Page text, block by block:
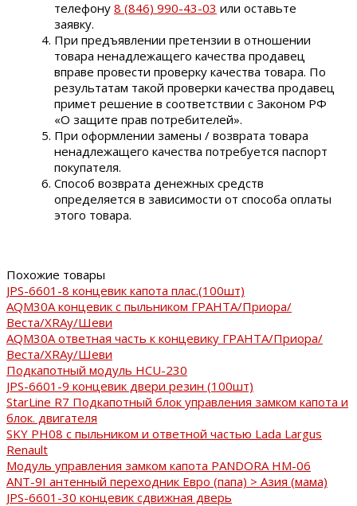
телефону 8 (846) 990-43-03 или оставьте
заявку.
При предъявлении претензии в отношении
товара ненадлежащего качества продавец
вправе провести проверку качества товара. По
результатам такой проверки качества продавец
примет решение в соответствии с Законом РФ
«О защите прав потребителей».
При оформлении замены / возврата товара
ненадлежащего качества потребуется паспорт
покупателя.
Способ возврата денежных средств
определяется в зависимости от способа оплаты
этого товара.
Похожие товары
JPS-6601-8 концевик капота плас.(100шт)
AQM30A концевик с пыльником ГРАНТА/Приора/
Веста/XRAy/Шеви
AQM30A ответная часть к концевику ГРАНТА/Приора/
Веста/XRAy/Шеви
Подкапотный модуль HCU-230
JPS-6601-9 концевик двери резин (100шт)
StarLine R7 Подкапотный блок управления замком капота и
блок. двигателя
SKY PH08 с пыльником и ответной частью Lada Largus
Renault
Модуль управления замком капота PANDORA HM-06
ANT-9I антенный переходник Евро (папа) > Азия (мама)
JPS-6601-30 концевик сдвижная дверь